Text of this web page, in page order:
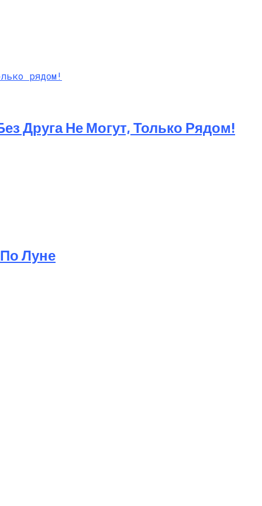
Друга Не Могут, Только Рядом!
Луне